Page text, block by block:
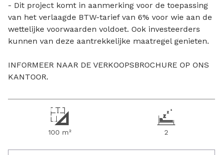
- Dit project komt in aanmerking voor de toepassing
van het verlaagde BTW-tarief van 6% voor wie aan de
wettelijke voorwaarden voldoet. Ook investeerders
kunnen van deze aantrekkelijke maatregel genieten.
INFORMEER NAAR DE VERKOOPSBROCHURE OP ONS
KANTOOR.
100 m² 2